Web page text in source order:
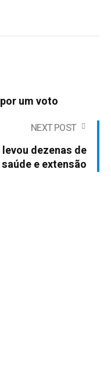
um voto
NEXT POST
dezenas de
e extensão